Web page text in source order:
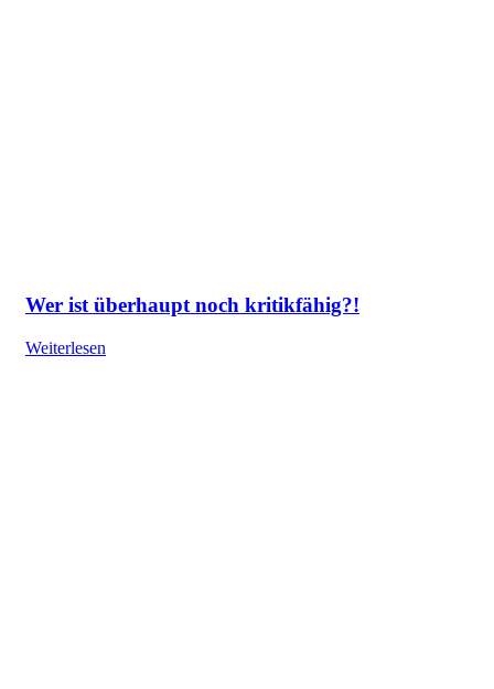
Wer ist überhaupt noch kritikfähig?!
Weiterlesen